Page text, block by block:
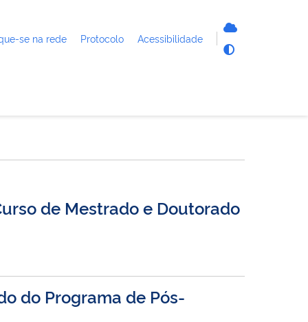
se na rede Protocolo Acessibilidade
de Mestrado e Doutorado
do Programa de Pós-